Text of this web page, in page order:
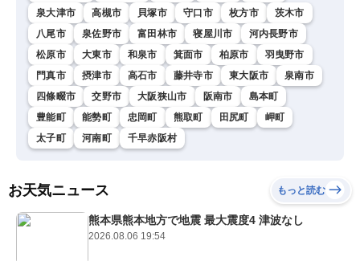
泉大津市 高槻市 貝塚市 守口市 枚方市
茨木市
八尾市
泉佐野市 富田林市 寝屋川市
河内長野市
松原市
大東市 和泉市 箕面市 柏原市
羽曳野市
門真市
摂津市 高石市 藤井寺市 東大阪市
泉南市
四條畷市
交野市 大阪狭山市 阪南市
島本町
豊能町
能勢町 忠岡町 熊取町 田尻町
岬町
太子町
河南町 千早赤阪村
お天気ニュース もっと読む
熊本県熊本地方で地震 最大震度4 津波なし
2026.08.06 19:54